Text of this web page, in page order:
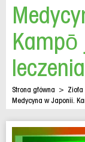
Strona główna >
Medycyna w Japonii.